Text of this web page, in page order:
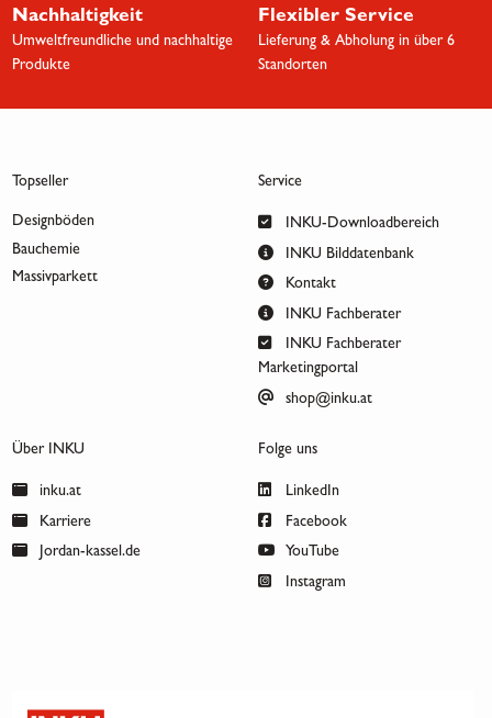
Nachhaltigkeit
Umweltfreundliche und nachhaltige
Produkte
Flexibler Service
Lieferung & Abholung in über 6
Standorten
Topseller
Designböden
Bauchemie
Massivparkett
Service
INKU-Downloadbereich
INKU Bilddatenbank
Kontakt
INKU Fachberater
INKU Fachberater
Marketingportal
shop@inku.at
Über INKU
inku.at
Karriere
Jordan-kassel.de
Folge uns
LinkedIn
Facebook
YouTube
Instagram